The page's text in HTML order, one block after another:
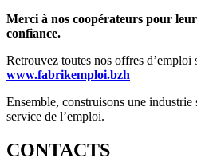
Merci à nos coopérateurs pour
confiance.
Retrouvez toutes nos offres d’emploi
www.fabrikemploi.bzh
Ensemble, construisons une
service de l’emploi.
CONTACTS